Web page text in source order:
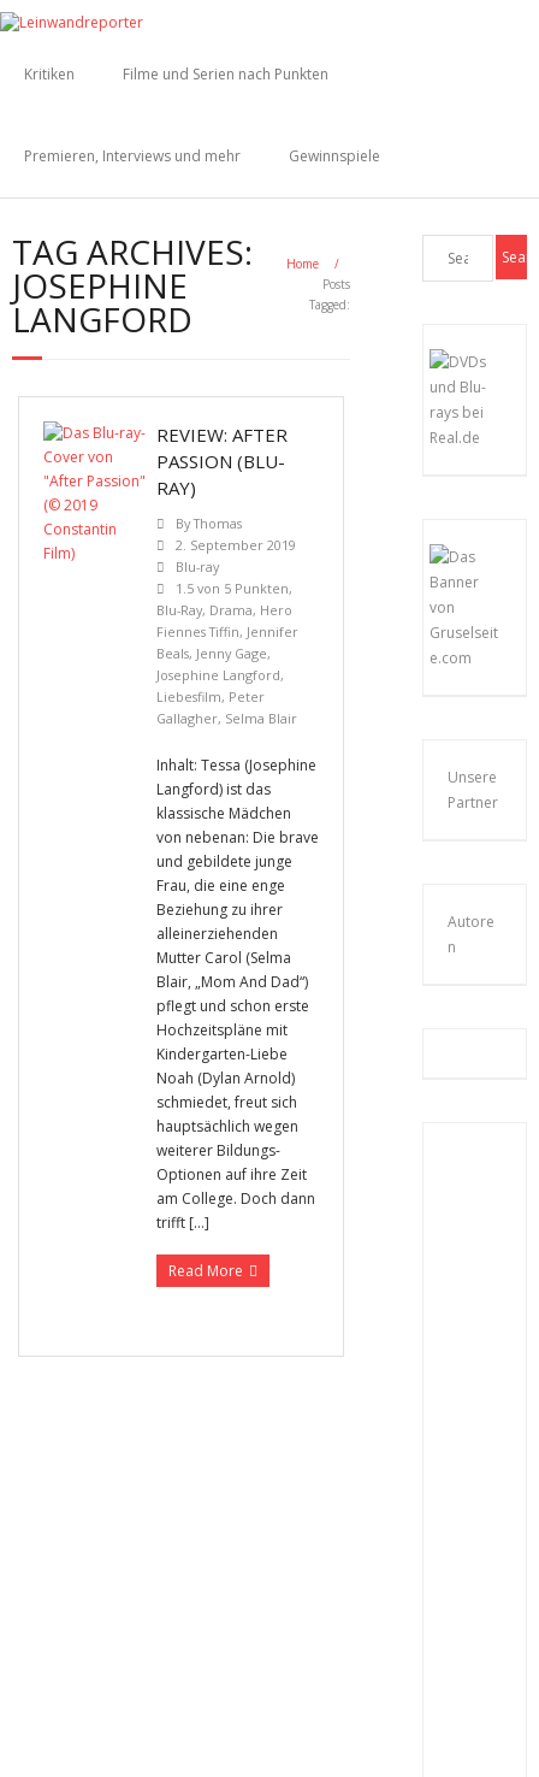
Kritiken Filme und Serien nach Punkten
Premieren, Interviews und mehr Gewinnspiele
TAG ARCHIVES:
JOSEPHINE
LANGFORD
Home
/
Posts
Tagged:
REVIEW: AFTER
PASSION (BLU-
RAY)
ByThomas
2. September 2019
Blu-ray
1.5 von 5 Punkten,
Blu-Ray, Drama, Hero
Fiennes Tiffin, Jennifer
Beals, Jenny Gage,
Josephine Langford,
Liebesfilm, Peter
Gallagher, Selma Blair
Inhalt: Tessa (Josephine
Langford) ist das
klassische Mädchen
von nebenan: Die brave
und gebildete junge
Frau, die eine enge
Beziehung zu ihrer
alleinerziehenden
Mutter Carol (Selma
Blair, „Mom And Dad“)
pflegt und schon erste
Hochzeitspläne mit
Kindergarten-Liebe
Noah (Dylan Arnold)
schmiedet, freut sich
hauptsächlich wegen
weiterer Bildungs-
Optionen auf ihre Zeit
am College. Doch dann
trifft […]
Read More
Unsere
Partner
Autore
n